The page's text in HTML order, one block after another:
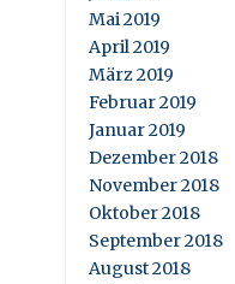
Mai 2019
April 2019
März 2019
Februar 2019
Januar 2019
Dezember 2018
November 2018
Oktober 2018
September 2018
August 2018